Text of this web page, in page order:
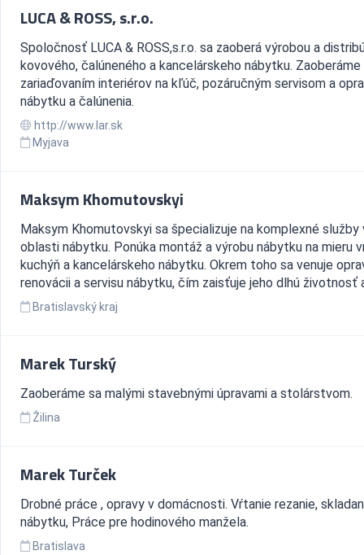
LUCA & ROSS, s.r.o.
Spoločnosť LUCA & ROSS,s.r.o. sa zaoberá výrobou a
kovového, čalúneného a kancelárskeho nábytku.
zariaďovaním interiérov na kľúč, pozáručným servisom a
nábytku a čalúnenia.
http://www.lar.sk
Myjava
Maksym Khomutovskyi
Maksym Khomutovskyi sa špecializuje na komplexné služby
oblasti nábytku. Ponúka montáž a výrobu nábytku na mieru
kuchýň a kancelárskeho nábytku. Okrem toho sa venuje
renovácii a servisu nábytku, čím zaisťuje jeho dlhú životnosť
Bratislavský kraj
Marek Turský
Zaoberáme sa malými stavebnými úpravami a stolárstvom.
Žilina
Marek Turček
Drobné práce , opravy v domácnosti. Vŕtanie rezanie,
nábytku, Práce pre hodinového manžela.
Bratislava